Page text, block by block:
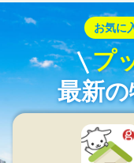
お気に
プ
最新